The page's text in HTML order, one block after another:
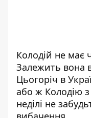
Колодій не має
Залежить вона
Цьогоріч в
або ж Колодію з
неділі не